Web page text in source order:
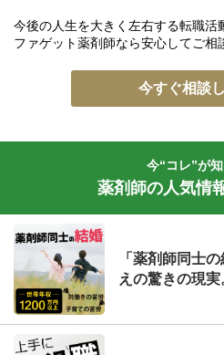
今後の人生を大きく左右する転職活
ファゲット薬剤師なら安心してご相
今すぐ相談
今“コレ”が
薬剤師の人気情
「薬剤師同士
えの驚きの現実